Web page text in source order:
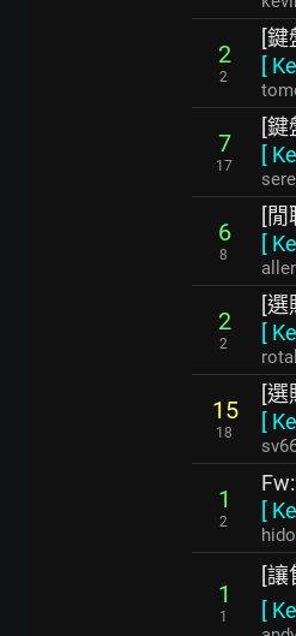
2
2
[
[
7
17
[鍵
[
6
8
[閒
[
2
2
[選
[
15
18
[
[
1
2
[
1
1
[讓
[